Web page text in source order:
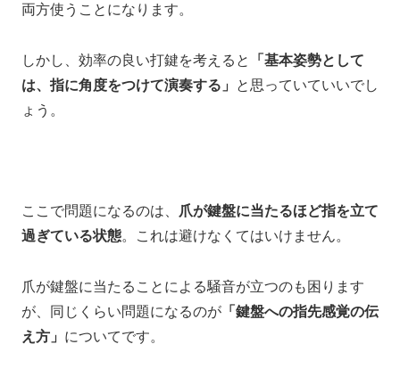
両方使うことになります。
しかし、効率の良い打鍵を考えると
「基本姿勢として
は、指に角度をつけて演奏する」
と思っていていいでし
ょう。
ここで問題になるのは、
爪が鍵盤に当たるほど指を立て
過ぎている状態。これは避けなくてはいけません。
爪が鍵盤に当たることによる騒音が立つのも困ります
が、
同じくらい問題になるのが 「鍵盤への指先感覚の伝
え方」 についてです。